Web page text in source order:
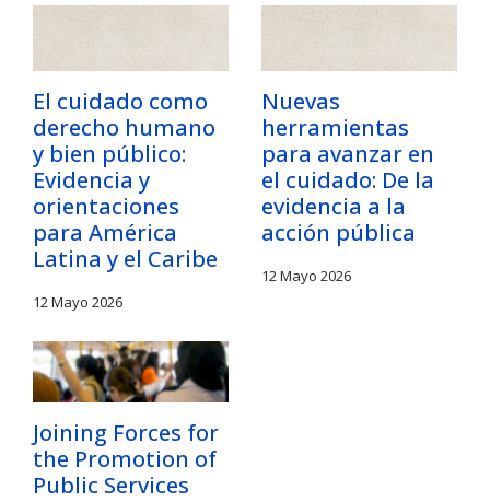
El cuidado como
derecho humano
y bien público:
Evidencia y
orientaciones
para América
Latina y el Caribe
12 Mayo 2026
Nuevas
herramientas
para avanzar en
el cuidado: De la
evidencia a la
acción pública
12 Mayo 2026
Joining Forces for
the Promotion of
Public Services